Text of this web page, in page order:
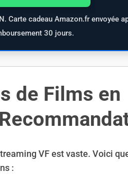
Carte cadeau Amazon.fr envoyée
30 jours.
de Films en
VF est vaste. Voici
: